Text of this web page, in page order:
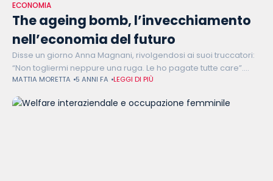
ECONOMIA
The ageing bomb, l’invecchiamento
nell’economia del futuro
Disse un giorno Anna Magnani, rivolgendosi ai suoi truccatori:
“Non togliermi neppure una ruga. Le ho pagate tutte care”.
Ebbene, invecchiare costa e non poco. E la popolazione
italiana, così
MATTIA MORETTA 5 ANNI FA LEGGI DI PIÙ